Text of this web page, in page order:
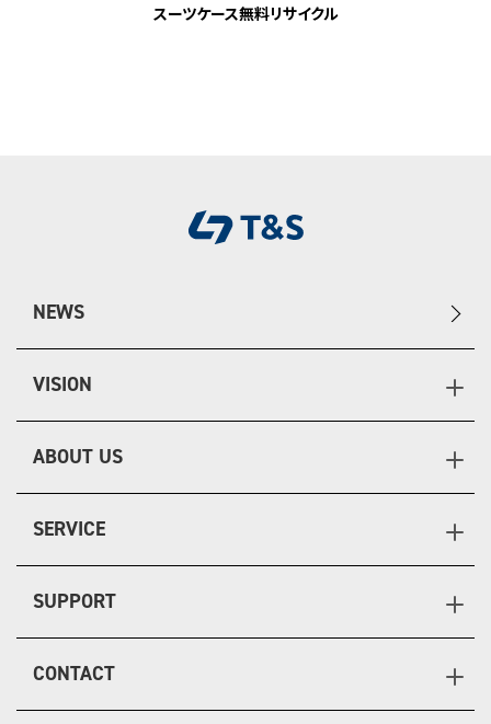
スーツケース無料リサイクル
NEWS
VISION
ABOUT US
SERVICE
SUPPORT
CONTACT